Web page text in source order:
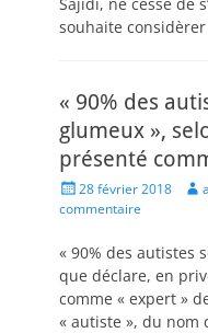
souhaite
« 90% des
glumeux »,
présenté
Posted
on
28 février 2018
commentaire
« 90% des autistes
que déclare, en
comme « expert »
« autiste », du nom